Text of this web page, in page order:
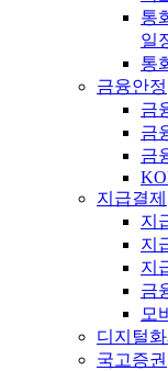
통
일
통
금융안정
금
금
금
지급결제
지
지
지
금
모
디지털화
국고증권